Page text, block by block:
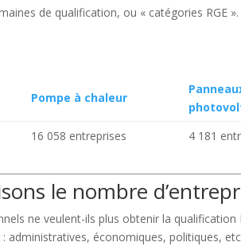
de qualification, ou « catégories RGE
Pompe à chaleur
16 058 entreprises 4 181
le nombre
ne veulent-ils plus obtenir la
administratives, économiques, politiques,